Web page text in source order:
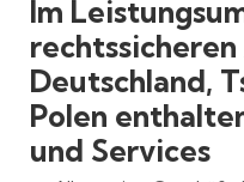
Im
Deutschland,
Polen
und Services